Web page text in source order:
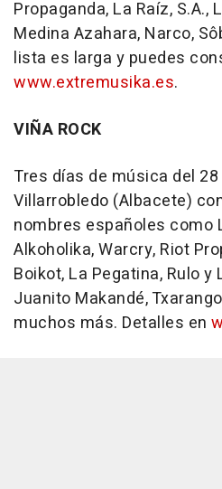
Propaganda, La Raíz, S.A.,
Medina Azahara, Narco,
lista es larga y puedes
www.extremusika.es.
VIÑA ROCK
Tres días de música del
Villarrobledo (Albacete)
nombres españoles como
Alkoholika, Warcry, Riot
Boikot, La Pegatina, Rulo y
Juanito Makandé,
muchos más. Detalles en